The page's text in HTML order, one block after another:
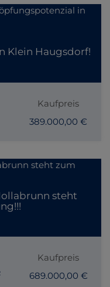
Klein Haugsdorf!
Kaufpreis
389.000,00 €
steht
Kaufpreis
689.000,00 €